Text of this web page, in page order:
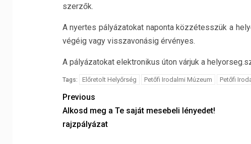
szerzők.
A nyertes pályázatokat naponta közzétesszük a
végéig vagy visszavonásig érvényes.
A pályázatokat elektronikus úton várjuk a
Tags: Előretolt Helyőrség Petőfi Irodalmi Múzeum Petőfi
Previous
Alkosd meg a Te saját mesebeli lényedet!
rajzpályázat